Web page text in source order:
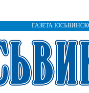
ГАЗЕТА